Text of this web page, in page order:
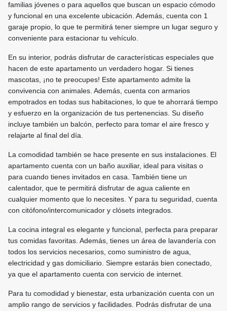
familias jóvenes o para aquellos que buscan un espacio cómodo
y funcional en una excelente ubicación. Además, cuenta con 1
garaje propio, lo que te permitirá tener siempre un lugar seguro y
conveniente para estacionar tu vehículo.
En su interior, podrás disfrutar de características especiales que
hacen de este apartamento un verdadero hogar. Si tienes
mascotas, ¡no te preocupes! Este apartamento admite la
convivencia con animales. Además, cuenta con armarios
empotrados en todas sus habitaciones, lo que te ahorrará tiempo
y esfuerzo en la organización de tus pertenencias. Su diseño
incluye también un balcón, perfecto para tomar el aire fresco y
relajarte al final del día.
La comodidad también se hace presente en sus instalaciones. El
apartamento cuenta con un baño auxiliar, ideal para visitas o
para cuando tienes invitados en casa. También tiene un
calentador, que te permitirá disfrutar de agua caliente en
cualquier momento que lo necesites. Y para tu seguridad, cuenta
con citófono/intercomunicador y clósets integrados.
La cocina integral es elegante y funcional, perfecta para preparar
tus comidas favoritas. Además, tienes un área de lavandería con
todos los servicios necesarios, como suministro de agua,
electricidad y gas domiciliario. Siempre estarás bien conectado,
ya que el apartamento cuenta con servicio de internet.
Para tu comodidad y bienestar, esta urbanización cuenta con un
amplio rango de servicios y facilidades. Podrás disfrutar de una